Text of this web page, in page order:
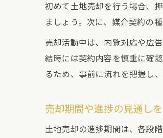
初めて土地売却を行う場合、
ましょう。次に、媒介契約の
売却活動中は、内覧対応や広
結時には契約内容を慎重に確
るため、事前に流れを把握し
売却期間や進捗の見通し
土地売却の進捗期間は、各段